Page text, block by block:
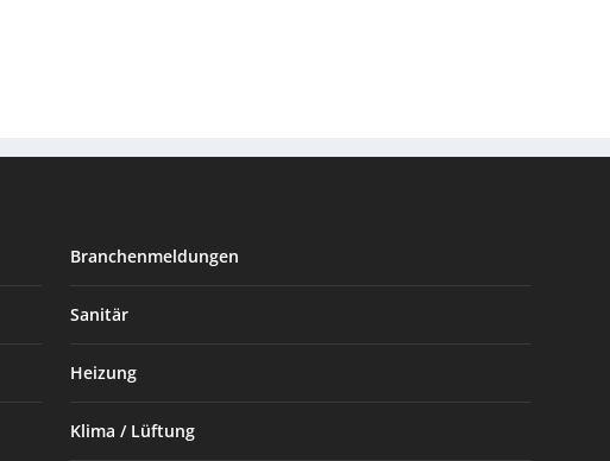
Branchenmeldungen
Sanitär
Heizung
Klima / Lüftung